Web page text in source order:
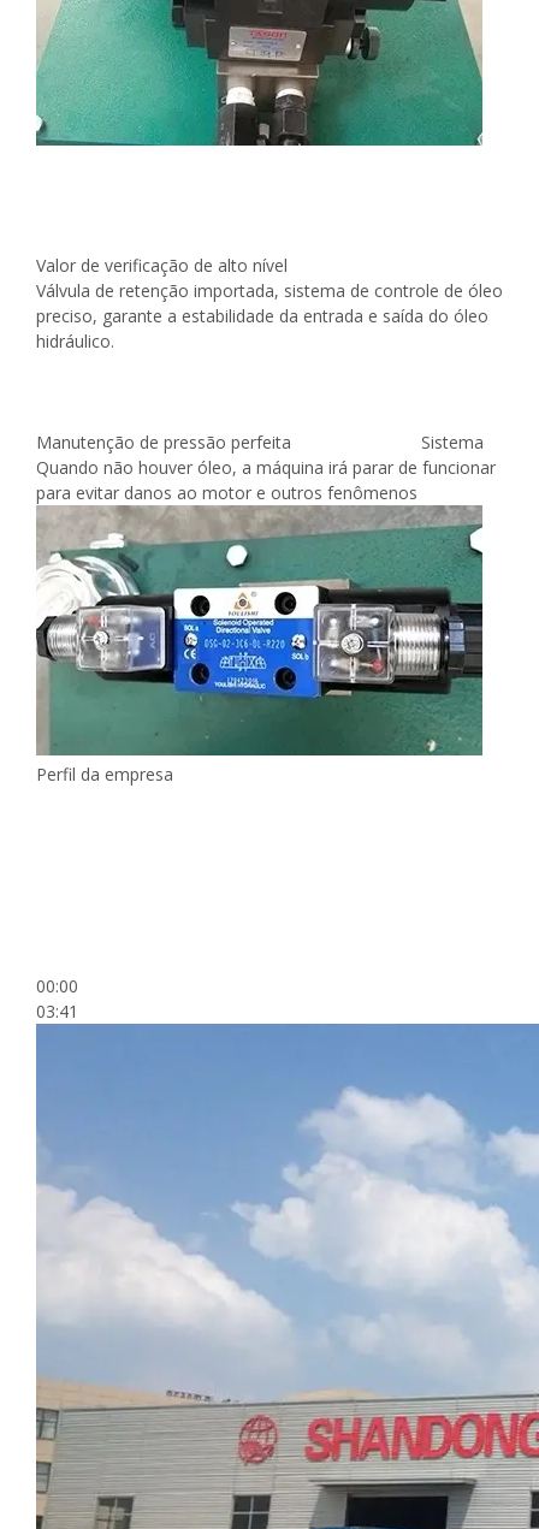
Valor de verificação de alto nível
Válvula de retenção importada, sistema de controle de óleo
preciso, garante a estabilidade da entrada e saída do óleo
hidráulico.
Manutenção de pressão perfeita Sistema
Quando não houver óleo, a máquina irá parar de funcionar
para evitar danos ao motor e outros fenômenos
Perfil da empresa
00:00
03:41